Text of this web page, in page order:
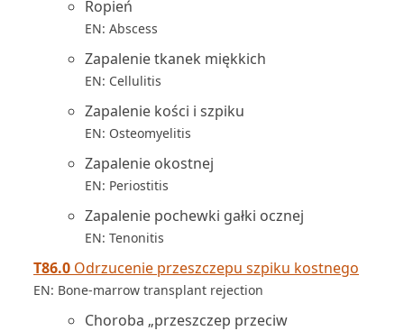
Ropień
EN: Abscess
Zapalenie tkanek miękkich
EN: Cellulitis
Zapalenie kości i szpiku
EN: Osteomyelitis
Zapalenie okostnej
EN: Periostitis
Zapalenie pochewki gałki ocznej
EN: Tenonitis
T86.0 Odrzucenie przeszczepu szpiku kostnego
EN: Bone-marrow transplant rejection
Choroba „przeszczep przeciw